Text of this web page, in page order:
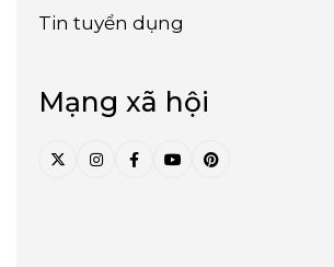
Tin tuyển dụng
Mạng xã hội